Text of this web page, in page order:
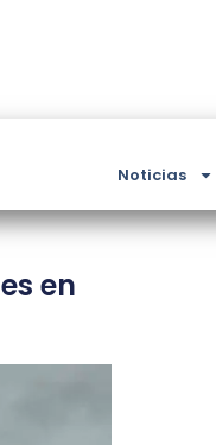
Noticias
en